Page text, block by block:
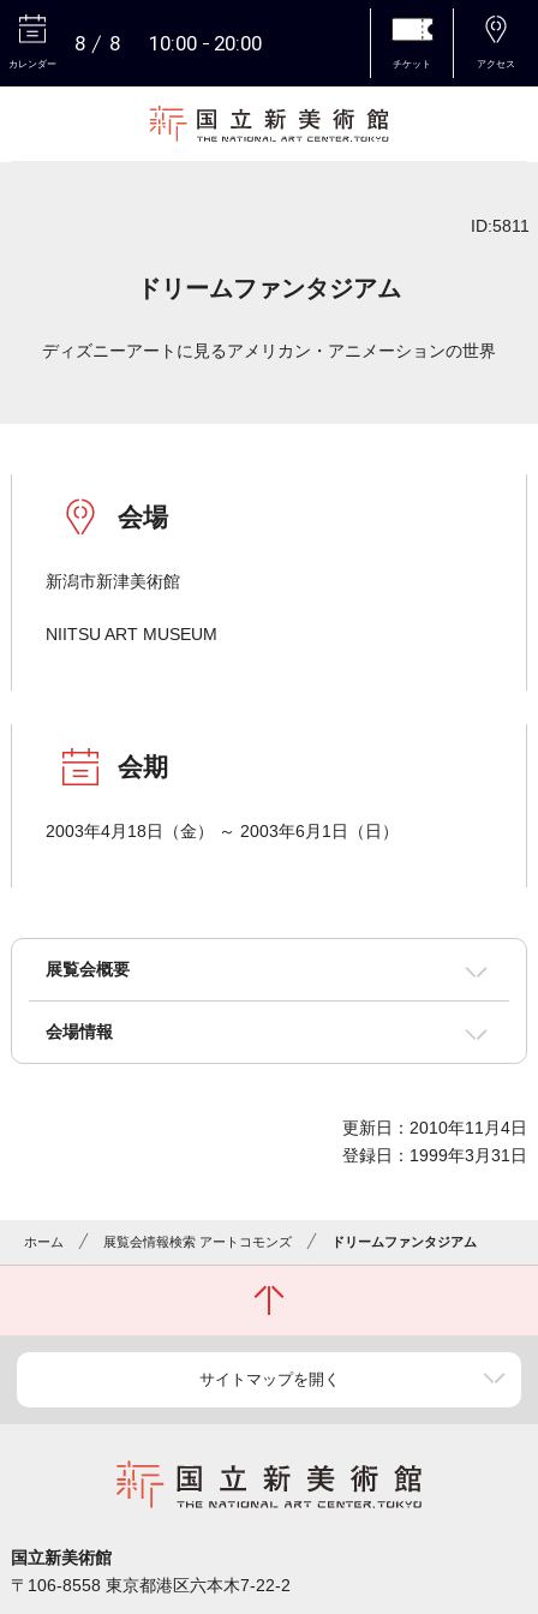
カレンダー
8 8 10:00 20:00
チケット アクセス
ID:5811
ドリームファンタジアム
ディズニーアートに見るアメリカン・アニメーションの世界
会場
新潟市新津美術館
NIITSU ART MUSEUM
会期
2003年4月18日（金） ～ 2003年6月1日（日）
展覧会概要
会場情報
更新日：2010年11月4日
登録日：1999年3月31日
ホーム 展覧会情報検索 アートコモンズ ドリームファンタジアム
サイトマップを開く
国立新美術館
〒106-8558 東京都港区六本木7-22-2